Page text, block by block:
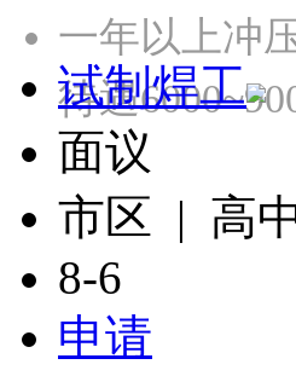
一年以上冲
待遇
试制焊工
面议
市区 | 高
8-6
申请